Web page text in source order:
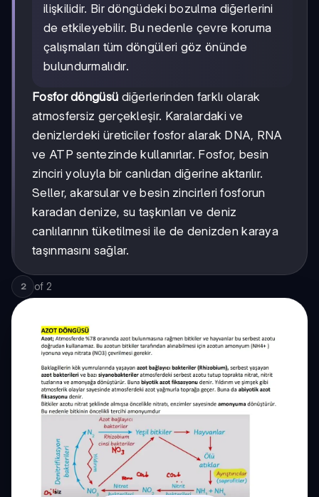
ilişkilidir. Bir döngüdeki bozulma diğerlerini
de etkileyebilir. Bu nedenle çevre koruma
çalışmaları tüm döngüleri göz önünde
bulundurmalıdır.
Fosfor döngüsü diğerlerinden farklı olarak
atmosfersiz gerçekleşir. Karalardaki ve
denizlerdeki üreticiler fosfor alarak DNA, RNA
ve ATP sentezinde kullanırlar. Fosfor, besin
zinciri yoluyla bir canlıdan diğerine aktarılır.
Seller, akarsular ve besin zincirleri fosforun
karadan denize, su taşkınları ve deniz
canlılarının tüketilmesi ile de denizden karaya
taşınmasını sağlar.
2 of 2